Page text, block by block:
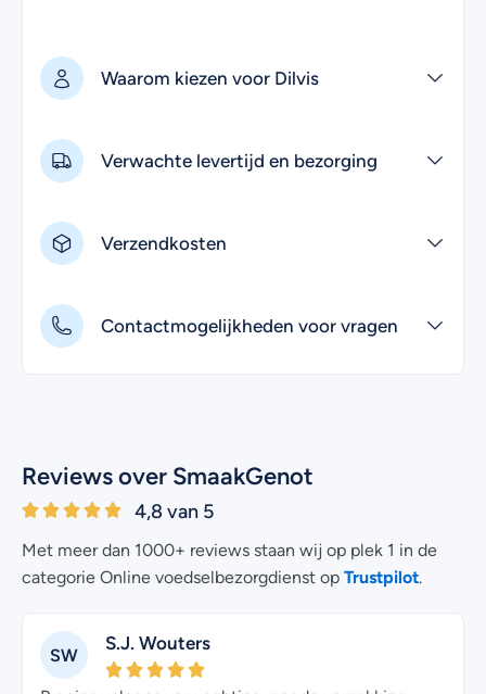
Waarom kiezen voor Dilvis
Verwachte levertijd en bezorging
Verzendkosten
Contactmogelijkheden voor vragen
Reviews over SmaakGenot
4,8 van 5
Met meer dan 1000+ reviews staan wij op plek 1 in de
categorie Online voedselbezorgdienst op Trustpilot
SW
S.J. Wouters